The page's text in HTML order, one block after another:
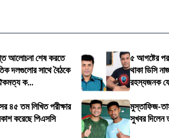
আলোচনা শেষ করতে
দলগুলোর সাথে বৈঠকে
ক...
৫ আগষ্টের
থাকা ডিসি
রহস্যজনক
৪৫ তম লিখিত পরীক্ষার
করেছে পিএসসি
মুস্তাফিজ-
সুখবর দিলেন